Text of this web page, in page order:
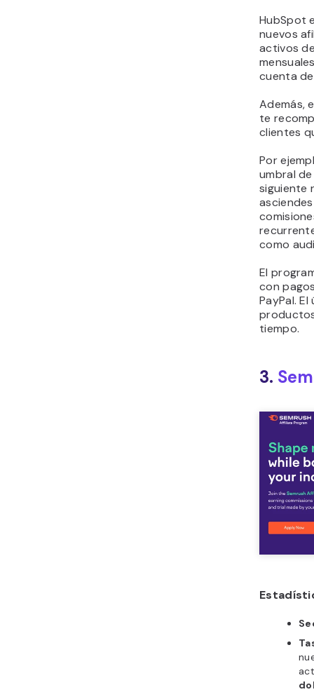
HubSpot
nuevos
activos
cuenta
Además,
te
clientes
Por
umbral
siguiente
como
El
con
PayPal.
tiempo.
3.